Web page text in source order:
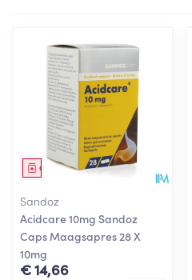
Geneesmiddel
Sandoz
Acidcare 10mg Sandoz
Caps Maagsapres 28 X
10mg
€ 14,66